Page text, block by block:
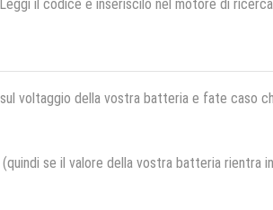
il codice e inseriscilo nel motore di
della vostra batteria e fate caso
se il valore della vostra batteria